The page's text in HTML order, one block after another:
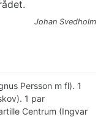
Johan Svedholm
Persson m fl). 1
1 par
Centrum (Ingvar